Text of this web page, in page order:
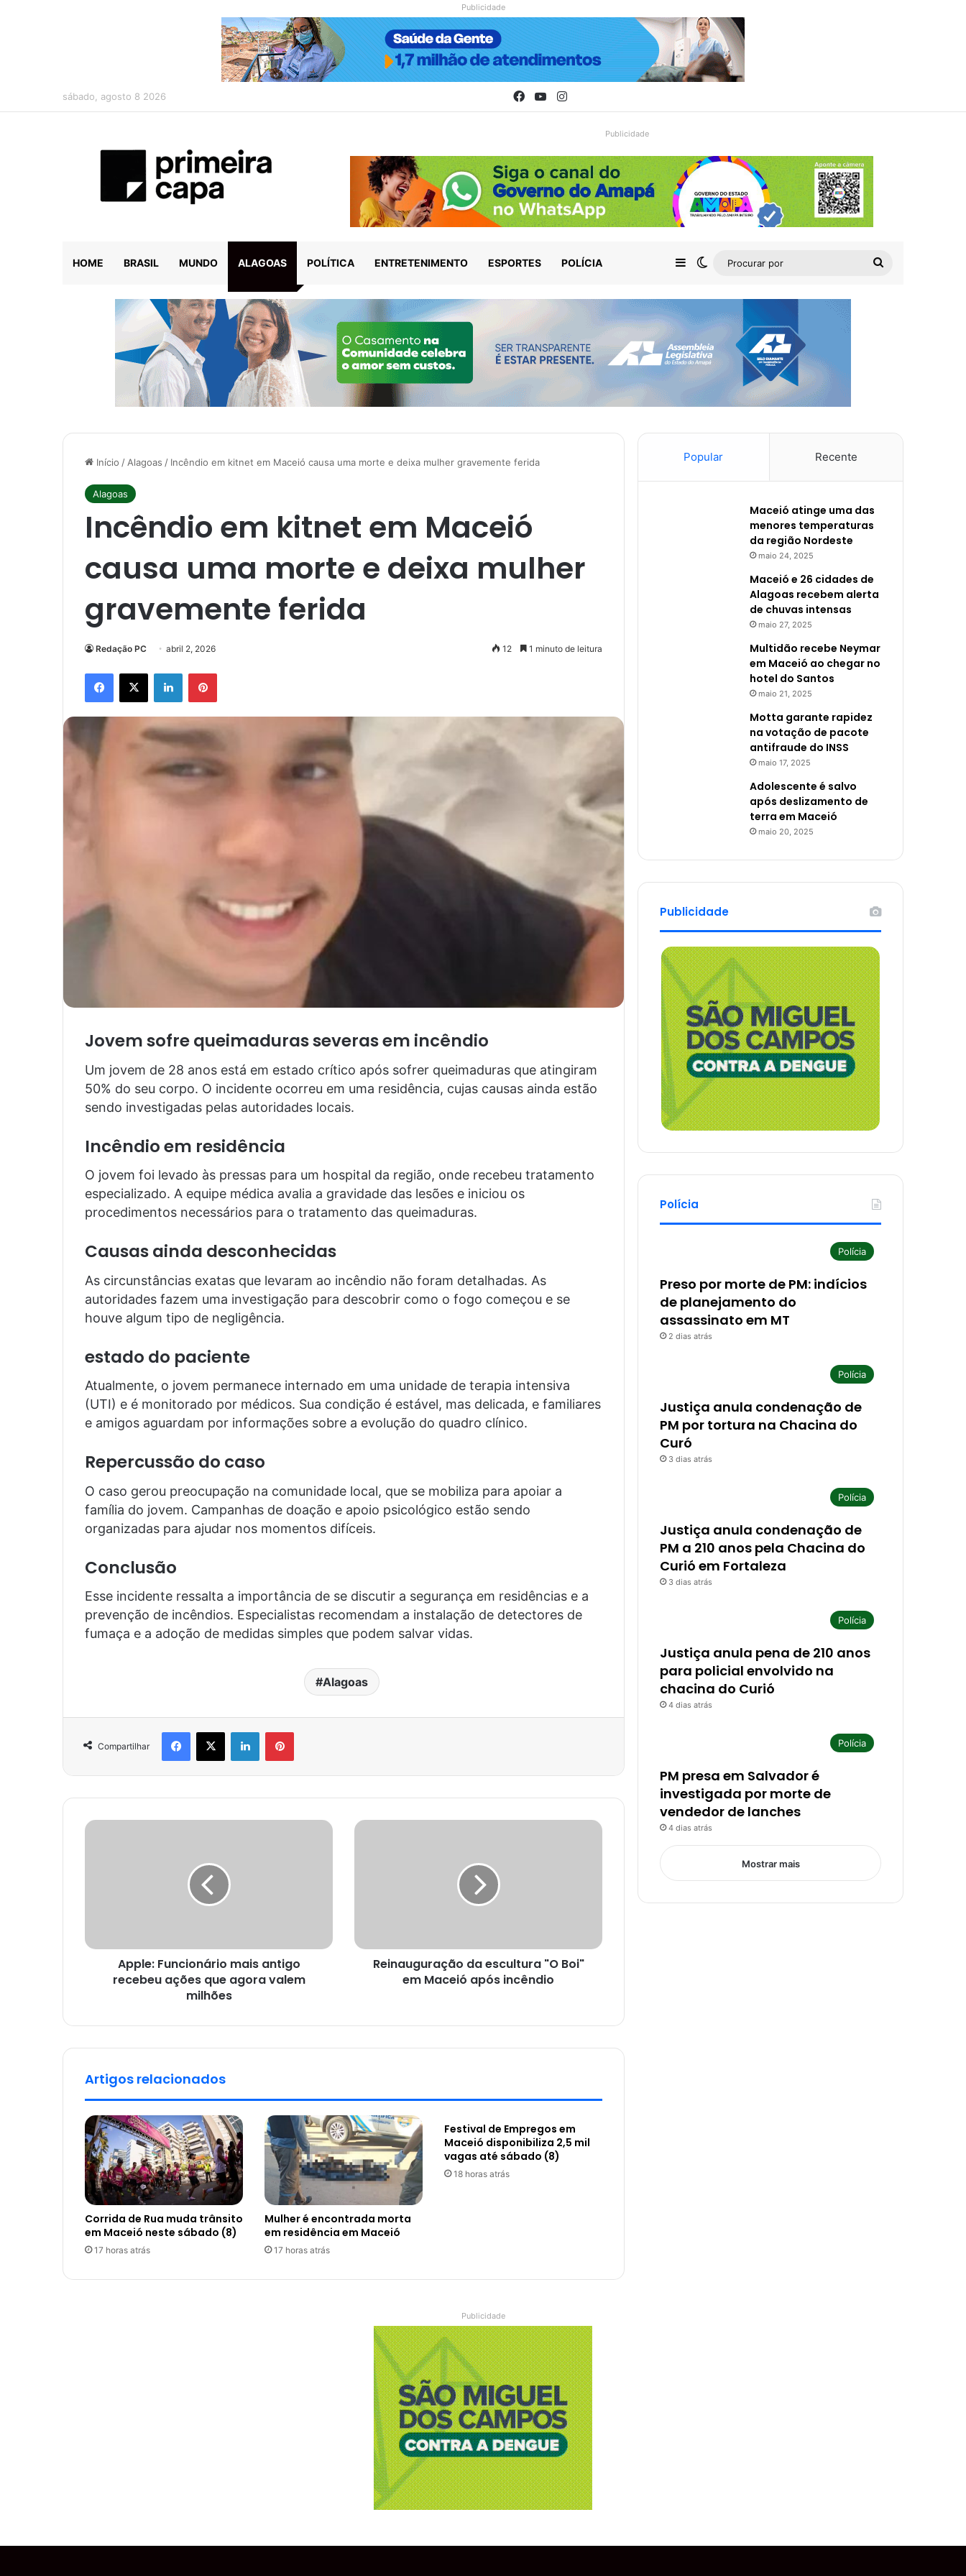
Publicidade
sábado, agosto 8 2026 Facebook
YouTubeInstagram
Publicidade
HOME BRASIL MUNDO ALAGOAS POLÍTICA ENTRETENIMENTO ESPORTES POLÍCIA Barra Lateral
Switch skin
Procurar
Início /Alagoas / Incêndio em kitnet em Maceió causa uma morte e deixa mulher gravemente ferida
Alagoas
Incêndio em kitnet em Maceió
causa uma morte e deixa mulher
gravemente ferida
Redação PC abril 2, 2026 12 1 minuto de leitura
Facebook
X LinkedinPinterest
Jovem sofre queimaduras severas em incêndio
Um jovem de 28 anos está em estado crítico após sofrer queimaduras que atingiram
50% do seu corpo. O incidente ocorreu em uma residência, cujas causas ainda estão
sendo investigadas pelas autoridades locais.
Incêndio em residência
O jovem foi levado às pressas para um hospital da região, onde recebeu tratamento
especializado. A equipe médica avalia a gravidade das lesões e iniciou os
procedimentos necessários para o tratamento das queimaduras.
Causas ainda desconhecidas
As circunstâncias exatas que levaram ao incêndio não foram detalhadas. As
autoridades fazem uma investigação para descobrir como o fogo começou e se
houve algum tipo de negligência.
estado do paciente
Atualmente, o jovem permanece internado em uma unidade de terapia intensiva
(UTI) e é monitorado por médicos. Sua condição é estável, mas delicada, e familiares
e amigos aguardam por informações sobre a evolução do quadro clínico.
Repercussão do caso
O caso gerou preocupação na comunidade local, que se mobiliza para apoiar a
família do jovem. Campanhas de doação e apoio psicológico estão sendo
organizadas para ajudar nos momentos difíceis.
Conclusão
Esse incidente ressalta a importância de se discutir a segurança em residências e a
prevenção de incêndios. Especialistas recomendam a instalação de detectores de
fumaça e a adoção de medidas simples que podem salvar vidas.
Alagoas
Compartilhar
Facebook
X LinkedinPinterest
Apple: Funcionário mais antigo
recebeu ações que agora valem
milhões
Reinauguração da escultura "O Boi"
em Maceió após incêndio
Artigos relacionados
Corrida de Rua muda trânsito
em Maceió neste sábado (8)
17 horas atrás
Mulher é encontrada morta
em residência em Maceió
17 horas atrás
Festival de Empregos em
Maceió disponibiliza 2,5 mil
vagas até sábado (8)
18 horas atrás
Popular Recente
Maceió atinge uma das
menores temperaturas
da região Nordeste
maio 24, 2025
Maceió e 26 cidades de
Alagoas recebem alerta
de chuvas intensas
maio 27, 2025
Multidão recebe Neymar
em Maceió ao chegar no
hotel do Santos
maio 21, 2025
Motta garante rapidez
na votação de pacote
antifraude do INSS
maio 17, 2025
Adolescente é salvo
após deslizamento de
terra em Maceió
maio 20, 2025
Publicidade
Polícia
Polícia
Preso por morte de PM: indícios
de planejamento do
assassinato em MT
2 dias atrás
Polícia
Justiça anula condenação de
PM por tortura na Chacina do
Curó
3 dias atrás
Polícia
Justiça anula condenação de
PM a 210 anos pela Chacina do
Curió em Fortaleza
3 dias atrás
Polícia
Justiça anula pena de 210 anos
para policial envolvido na
chacina do Curió
4 dias atrás
Polícia
PM presa em Salvador é
investigada por morte de
vendedor de lanches
4 dias atrás
Mostrar mais
Publicidade